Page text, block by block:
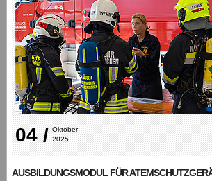
04 / Oktober
2025
AUSBILDUNGSMODUL FÜR